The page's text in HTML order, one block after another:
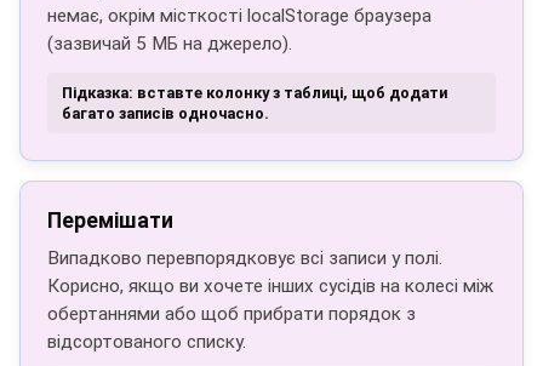
немає, окрім місткості localStorage браузера
(зазвичай 5 МБ на джерело).
Підказка: вставте колонку з таблиці, щоб додати
багато записів одночасно.
Перемішати
Випадково перевпорядковує всі записи у полі.
Корисно, якщо ви хочете інших сусідів на колесі між
обертаннями або щоб прибрати порядок з
відсортованого списку.